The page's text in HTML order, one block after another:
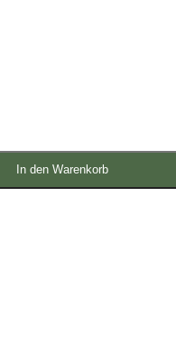
In den Warenkorb